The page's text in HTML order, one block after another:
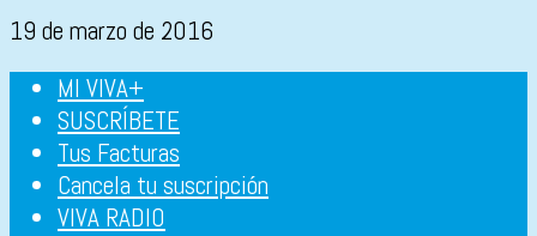
19 de marzo de 2016
MI VIVA+
SUSCRÍBETE
Tus Facturas
Cancela tu suscripción
VIVA RADIO